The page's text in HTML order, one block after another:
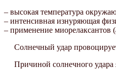
– высокая температура
– интенсивная изнуряющая
– применение миорелаксантов
Солнечный удар провоцирует
Причиной солнечного удара